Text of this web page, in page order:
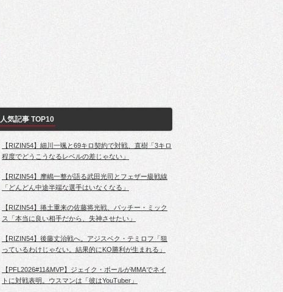
人気記事 TOP10
【RIZIN54】細川一颯と69キロ契約で対戦、直樹「3キロ
程度でどうこうなるレベルの差じゃない」
【RIZIN54】摩嶋一整が語る武田光司とフェザー級戦線
「どんどん中途半端な選手はいなくなる」
【RIZIN54】捲土重来の佐藤将光戦、パッチー・ミック
ス「本当に良い相手だから、失神させたい」
【RIZIN54】後藤丈治戦へ。アジスベク・テミロフ「狙
っているわけじゃない。結果的にKO勝利が生まれる」
【PFL2026#11&MVP】ジェイク・ポールがMMAでネイ
トに対戦表明。ウスマンは「彼はYouTuber」